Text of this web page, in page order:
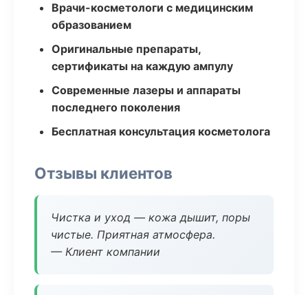
Врачи-косметологи с медицинским
образованием
Оригинальные препараты,
сертификаты на каждую ампулу
Современные лазеры и аппараты
последнего поколения
Бесплатная консультация косметолога
Отзывы клиентов
Чистка и уход — кожа дышит, поры
чистые. Приятная атмосфера.
— Клиент компании